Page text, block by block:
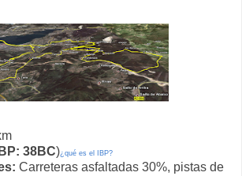
IBP: 38BC)¿qué es el IBP?
Carreteras asfaltadas 30%, pistas de